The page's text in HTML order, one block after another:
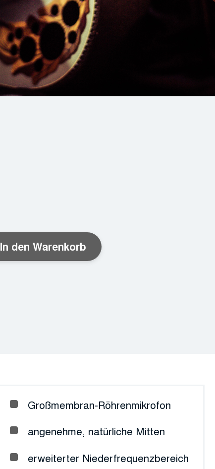
In den Warenkorb
Großmembran-Röhrenmikrofon
angenehme, natürliche Mitten
erweiterter Niederfrequenzbereich